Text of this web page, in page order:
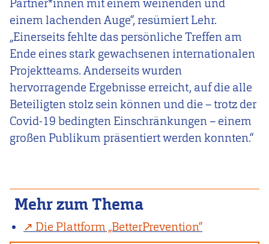
Partner*innen mit einem weinenden und
einem lachenden Auge“, resümiert Lehr.
„Einerseits fehlte das persönliche Treffen am
Ende eines stark gewachsenen internationalen
Projektteams. Anderseits wurden
hervorragende Ergebnisse erreicht, auf die alle
Beteiligten stolz sein können und die – trotz der
Covid-19 bedingten Einschränkungen – einem
großen Publikum präsentiert werden konnten.“
Mehr zum Thema
Die Plattform „BetterPrevention“